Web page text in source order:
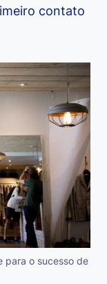
contato
para o sucesso de